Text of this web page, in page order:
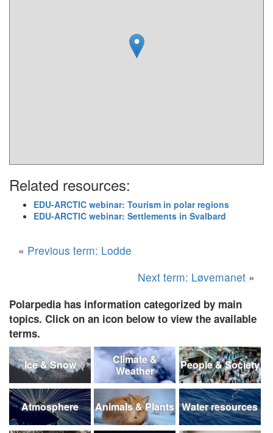
Related resources:
EDU-ARCTIC webinar: Tourism in polar regions
EDU-ARCTIC webinar: Settlements in Svalbard
« Previous term: Lodde
Next term: Løvemanet »
Polarpedia has information categorized by main
topics. Click on an icon below to view the available
terms.
Ice & Snow
Climate &
Weather
People & Society
Atmosphere Animals & Plants Water resources